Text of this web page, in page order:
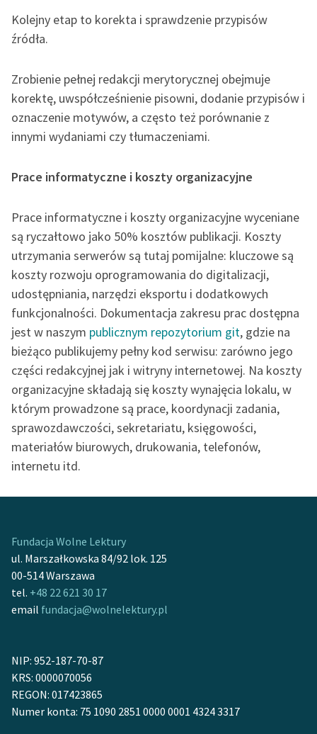
Kolejny etap to korekta i sprawdzenie przypisów
źródła.
Zrobienie pełnej redakcji merytorycznej obejmuje
korektę, uwspółcześnienie pisowni, dodanie przypisów i
oznaczenie motywów, a często też porównanie z
innymi wydaniami czy tłumaczeniami.
Prace informatyczne i koszty organizacyjne
Prace informatyczne i koszty organizacyjne wyceniane
są ryczałtowo jako 50% kosztów publikacji. Koszty
utrzymania serwerów są tutaj pomijalne: kluczowe są
koszty rozwoju oprogramowania do digitalizacji,
udostępniania, narzędzi eksportu i dodatkowych
funkcjonalności. Dokumentacja zakresu prac dostępna
jest w naszym publicznym repozytorium git, gdzie na
bieżąco publikujemy pełny kod serwisu: zarówno jego
części redakcyjnej jak i witryny internetowej. Na koszty
organizacyjne składają się koszty wynajęcia lokalu, w
którym prowadzone są prace, koordynacji zadania,
sprawozdawczości, sekretariatu, księgowości,
materiałów biurowych, drukowania, telefonów,
internetu itd.
Fundacja Wolne Lektury
ul. Marszałkowska 84/92 lok. 125
00-514 Warszawa
tel. +48 22 621 30 17
email fundacja@wolnelektury.pl
NIP: 952-187-70-87
KRS: 0000070056
REGON: 017423865
Numer konta: 75 1090 2851 0000 0001 4324 3317